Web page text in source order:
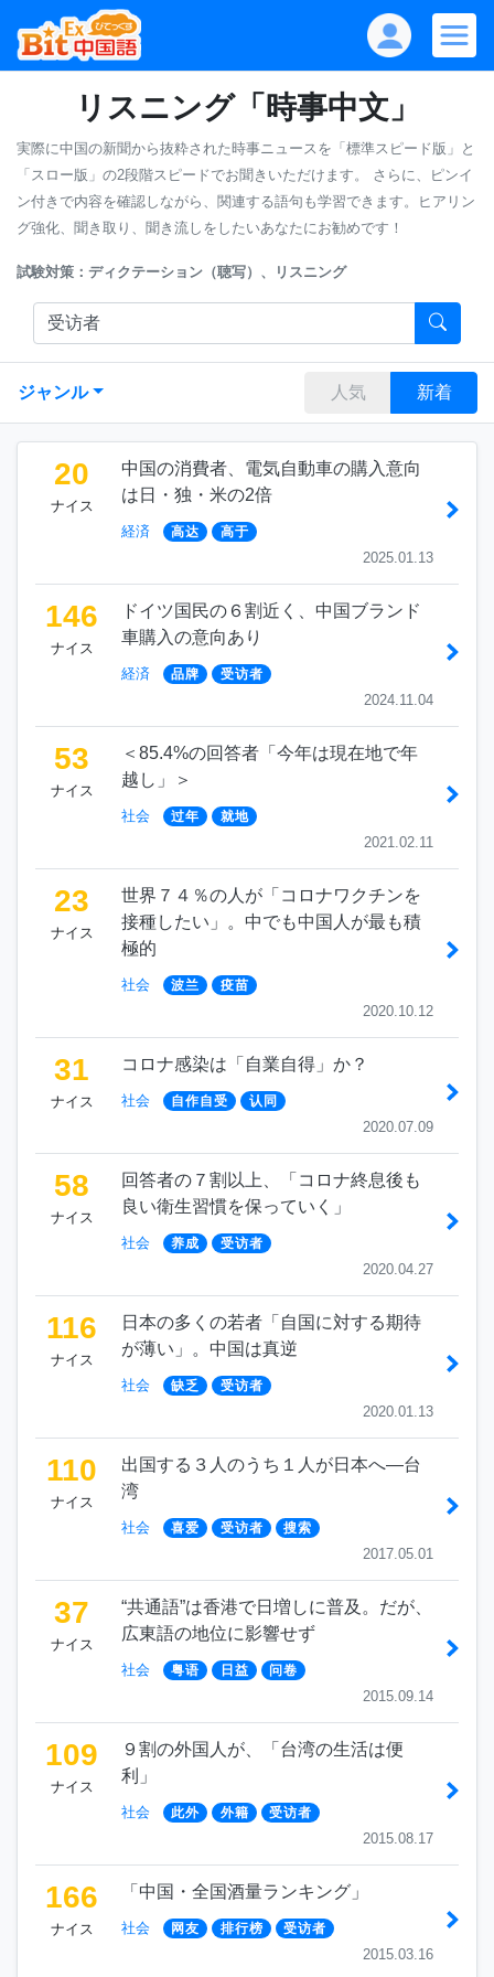
リスニング「時事中文」
実際に中国の新聞から抜粋された時事ニュースを「標準スピード版」と
「スロー版」の2段階スピードでお聞きいただけます。
さらに、ピンイ
ン付きで内容を確認しながら、関連する語句も学習できます。ヒアリン
グ強化、聞き取り、聞き流しをしたいあなたにお勧めです！
試験対策：ディクテーション（聴写）、リスニング
ジャンル 人気 新着
20
ナイス
中国の消費者、電気自動車の購入意向
は日・独・米の2倍
経済 高达 高于
2025.01.13
146
ナイス
ドイツ国民の６割近く、中国ブランド
車購入の意向あり
経済 品牌 受访者
2024.11.04
53
ナイス
＜85.4%の回答者「今年は現在地で年
越し」＞
社会 过年 就地
2021.02.11
23
ナイス
世界７４％の人が「コロナワクチンを
接種したい」。中でも中国人が最も積
極的
社会 波兰 疫苗
2020.10.12
31
ナイス
コロナ感染は「自業自得」か？
社会 自作自受 认同
2020.07.09
58
ナイス
回答者の７割以上、「コロナ終息後も
良い衛生習慣を保っていく」
社会 养成 受访者
2020.04.27
116
ナイス
日本の多くの若者「自国に対する期待
が薄い」。中国は真逆
社会 缺乏 受访者
2020.01.13
110
ナイス
出国する３人のうち１人が日本へ―台
湾
社会 喜爱 受访者 搜索
2017.05.01
37
ナイス
“共通語”は香港で日増しに普及。だが、
広東語の地位に影響せず
社会 粤语 日益 问卷
2015.09.14
109
ナイス
９割の外国人が、「台湾の生活は便
利」
社会 此外 外籍 受访者
2015.08.17
166
ナイス
「中国・全国酒量ランキング」
社会 网友 排行榜 受访者
2015.03.16